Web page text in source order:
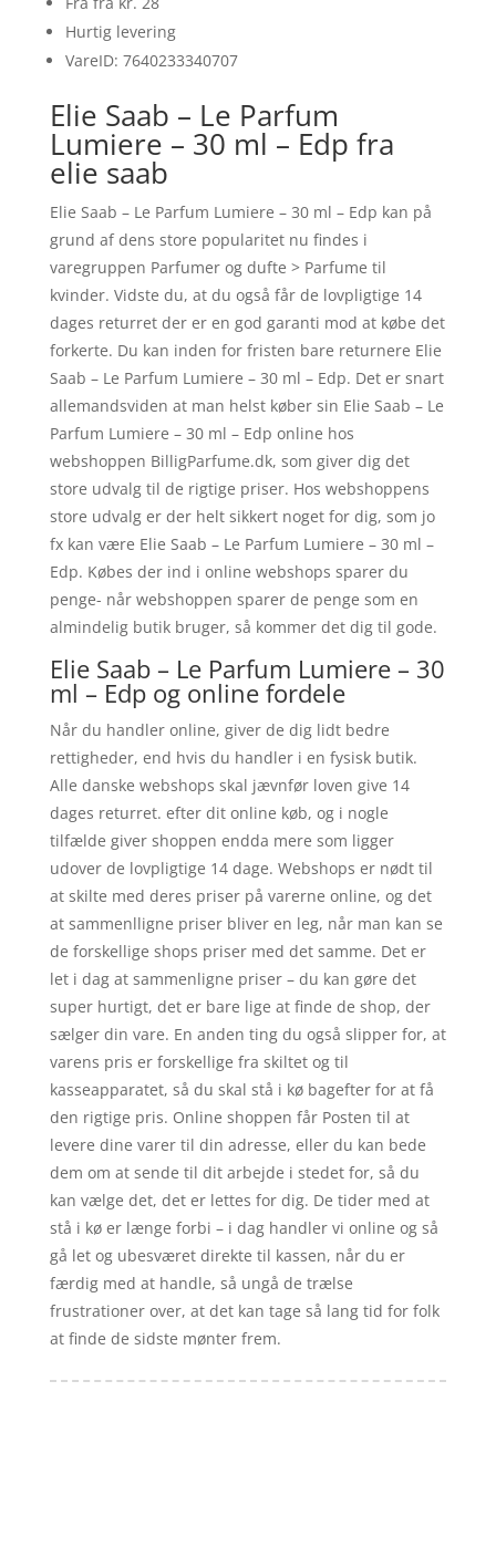
Hurtig levering
VareID: 7640233340707
Elie Saab – Le Parfum
Lumiere – 30 ml – Edp fra
elie saab
Elie Saab – Le Parfum Lumiere – 30 ml – Edp kan på
grund af dens store popularitet nu findes i
varegruppen Parfumer og dufte > Parfume til
kvinder. Vidste du, at du også får de lovpligtige 14
dages returret der er en god garanti mod at købe det
forkerte. Du kan inden for fristen bare returnere Elie
Saab – Le Parfum Lumiere – 30 ml – Edp. Det er snart
allemandsviden at man helst køber sin Elie Saab – Le
Parfum Lumiere – 30 ml – Edp online hos
webshoppen BilligParfume.dk, som giver dig det
store udvalg til de rigtige priser. Hos webshoppens
store udvalg er der helt sikkert noget for dig, som jo
fx kan være Elie Saab – Le Parfum Lumiere – 30 ml –
Edp. Købes der ind i online webshops sparer du
penge- når webshoppen sparer de penge som en
almindelig butik bruger, så kommer det dig til gode.
Elie Saab – Le Parfum Lumiere – 30
ml – Edp og online fordele
Når du handler online, giver de dig lidt bedre
rettigheder, end hvis du handler i en fysisk butik.
Alle danske webshops skal jævnfør loven give 14
dages returret. efter dit online køb, og i nogle
tilfælde giver shoppen endda mere som ligger
udover de lovpligtige 14 dage. Webshops er nødt til
at skilte med deres priser på varerne online, og det
at sammenlligne priser bliver en leg, når man kan se
de forskellige shops priser med det samme. Det er
let i dag at sammenligne priser – du kan gøre det
super hurtigt, det er bare lige at finde de shop, der
sælger din vare. En anden ting du også slipper for, at
varens pris er forskellige fra skiltet og til
kasseapparatet, så du skal stå i kø bagefter for at få
den rigtige pris. Online shoppen får Posten til at
levere dine varer til din adresse, eller du kan bede
dem om at sende til dit arbejde i stedet for, så du
kan vælge det, det er lettes for dig. De tider med at
stå i kø er længe forbi – i dag handler vi online og så
gå let og ubesværet direkte til kassen, når du er
færdig med at handle, så ungå de trælse
frustrationer over, at det kan tage så lang tid for folk
at finde de sidste mønter frem.